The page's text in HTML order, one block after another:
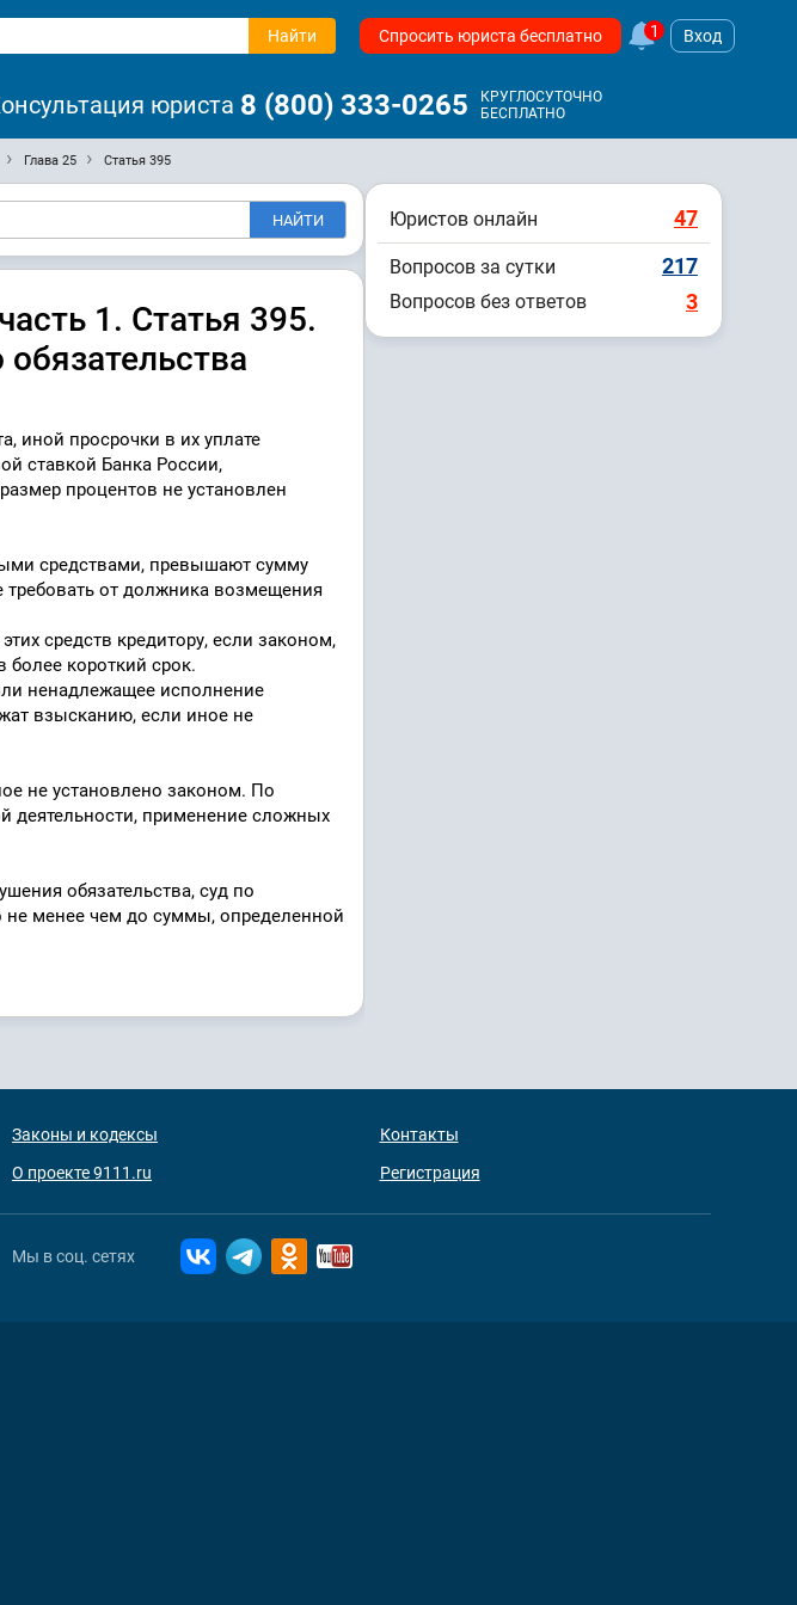
Найти Спросить юриста бесплатно 1 Вход
юриста 8 (800) 333-0265
КРУГЛОСУТОЧНО
БЕСПЛАТНО
Глава 25 Статья 395
1. Статья 395.
иной просрочки в их уплате
ставкой Банка России,
процентов не установлен
средствами, превышают сумму
требовать от должника возмещения
средств кредитору, если законом,
короткий срок.
ненадлежащее исполнение
взысканию, если иное не
не установлено законом. По
деятельности, применение сложных
обязательства, суд по
менее чем до суммы, определенной
Юристов онлайн 47
Вопросов за сутки 217
Вопросов без ответов 3
Законы и кодексы
О проекте 9111.ru
Контакты
Регистрация
Мы в соц. сетях